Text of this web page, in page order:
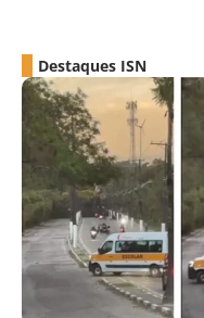
Destaques ISN